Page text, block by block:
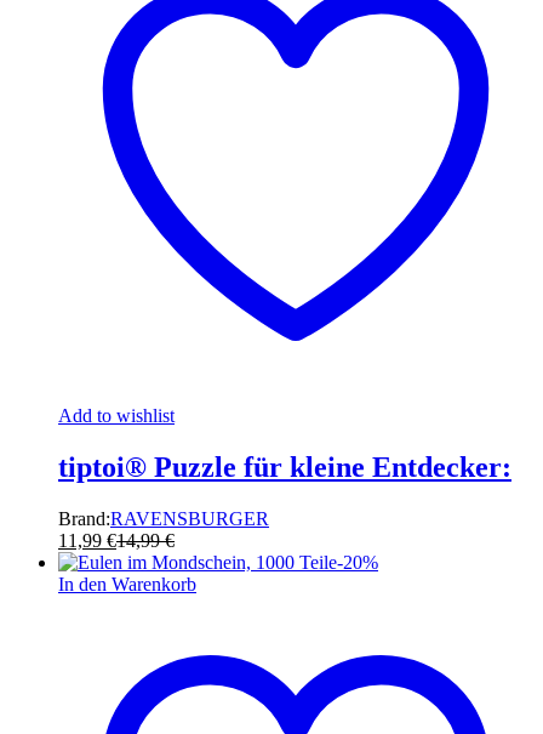
Add to wishlist
tiptoi® Puzzle für kleine Entdecker:
Brand:RAVENSBURGER
11,99 €14,99€
-20%
In den Warenkorb